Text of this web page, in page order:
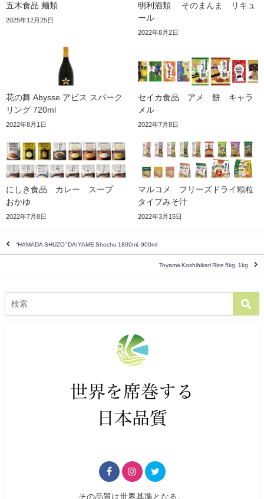
五木食品 麺類
2025年12月25日
明利酒類 そのまんま リキュ
ール
2022年8月2日
花の舞 Abysse アビス スパーク
リング 720ml
2022年8月1日
セイカ食品 アメ 餅 キャラ
メル
2022年7月8日
にしき食品 カレー スープ
おかゆ
2022年7月8日
マルコメ フリーズドライ顆粒
タイプみそ汁
2022年3月15日
“HAMADA SHUZO” DAIYAME Shochu 1800ml, 900ml
Toyama Koshihikari Rice 5kg, 1kg
その品質は世界基準となる。